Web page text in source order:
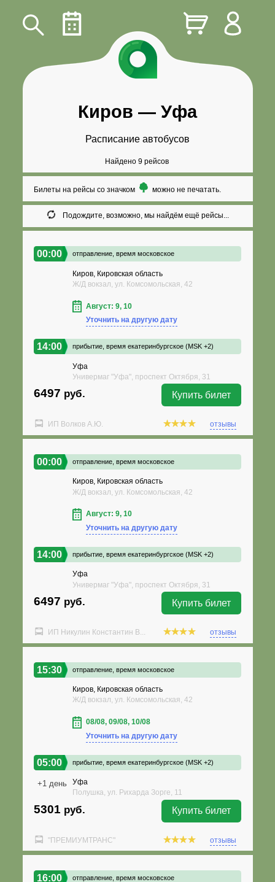
Киров — Уфа
Расписание автобусов
Найдено 9 рейсов
Билеты на рейсы со значком можно не печатать.
Подождите, возможно, мы найдём ещё рейсы...
00:00 отправление, время московское
Киров, Кировская область
Ж/Д вокзал, ул. Комсомольская, 42
Август: 9, 10
Уточнить на другую дату
14:00 прибытие, время екатеринбургское (MSK +2)
Уфа
Универмаг "Уфа", проспект Октября, 31
6497 руб. Купить билет
ИП Волков А.Ю. отзывы
00:00 отправление, время московское
Киров, Кировская область
Ж/Д вокзал, ул. Комсомольская, 42
Август: 9, 10
Уточнить на другую дату
14:00 прибытие, время екатеринбургское (MSK +2)
Уфа
Универмаг "Уфа", проспект Октября, 31
6497 руб. Купить билет
ИП Никулин Константин В... отзывы
15:30 отправление, время московское
Киров, Кировская область
Ж/Д вокзал, ул. Комсомольская, 42
08/08, 09/08, 10/08
Уточнить на другую дату
05:00 прибытие, время екатеринбургское (MSK +2)
+1 день
Уфа
Полушка, ул. Рихарда Зорге, 11
5301 руб. Купить билет
"ПРЕМИУМТРАНС" отзывы
16:00 отправление, время московское